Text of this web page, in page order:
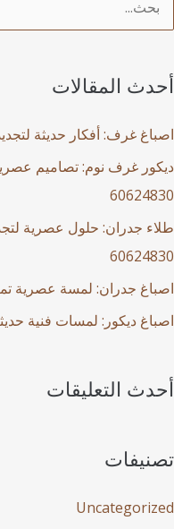
ح
ث
أحدث المقالات
اصباغ غرف: أفكار حديثة لتجديد
ديكور غرف نوم: تصاميم
60624830
طلاء جدران: حلول عصرية
60624830
اصباغ جدران: لمسة عصرية تمنح
اصباغ ديكور: لمسات فنية حديثة
أحدث التعليقات
تصنيفات
Uncategorized